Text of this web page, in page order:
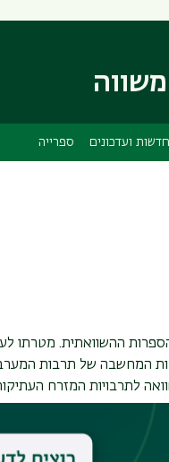
חדשות ועדכונים ספרייה
ההשוואתית. מטרתו
המחשבה של תרבות
לתרבויות המזרח